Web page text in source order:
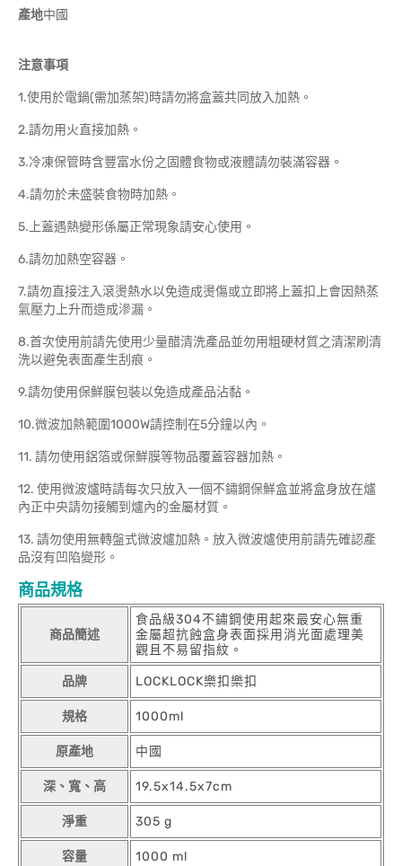
產地中國
注意事項
1.使用於電鍋(需加蒸架)時請勿將盒蓋共同放入加熱。
2.請勿用火直接加熱。
3.冷凍保管時含豐富水份之固體食物或液體請勿裝滿容器。
4.請勿於未盛裝食物時加熱。
5.上蓋遇熱變形係屬正常現象請安心使用。
6.請勿加熱空容器。
7.請勿直接注入滾燙熱水以免造成燙傷或立即將上蓋扣上會因熱蒸
氣壓力上升而造成滲漏。
8.首次使用前請先使用少量醋清洗產品並勿用粗硬材質之清潔刷清
洗以避免表面產生刮痕。
9.請勿使用保鮮膜包裝以免造成產品沾黏。
10.微波加熱範圍1000W請控制在5分鐘以內。
11. 請勿使用鋁箔或保鮮膜等物品覆蓋容器加熱。
12. 使用微波爐時請每次只放入一個不鏽鋼保鮮盒並將盒身放在爐
內正中央請勿接觸到爐內的金屬材質。
13. 請勿使用無轉盤式微波爐加熱。放入微波爐使用前請先確認產
品沒有凹陷變形。
商品規格
商品簡述
食品級304不鏽鋼使用起來最安心無重
金屬超抗蝕盒身表面採用消光面處理美
觀且不易留指紋。
品牌 LOCKLOCK樂扣樂扣
規格 1000ml
原產地 中國
深、寬、高 19.5x14.5x7cm
淨重 305 g
容量 1000 ml